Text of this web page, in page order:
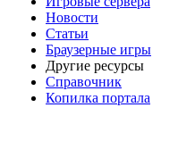
Новости
Статьи
Браузерные игры
Другие ресурсы
Справочник
Копилка портала